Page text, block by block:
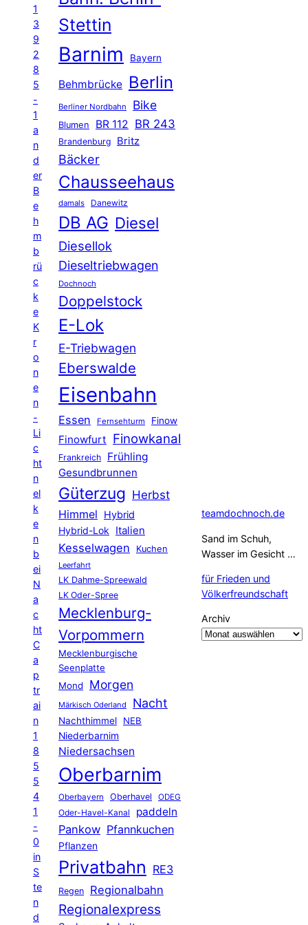
1
3
9
2
8
5
-
1
a
n
d
er
B
e
h
m
b
rü
c
k
e
K
r
o
n
e
n
-
Li
c
ht
n
el
k
e
n
b
ei
N
a
c
ht
C
a
p
tr
ai
n
1
8
5
5
4
1
-
0
in
S
te
n
d
Stettin
Barnim Bayern
Behmbrücke Berlin
Berliner Nordbahn Bike
Blumen BR 112 BR 243
Brandenburg Britz
Bäcker
Chausseehaus
damals Danewitz
DB AG Diesel
Diesellok
Dieseltriebwagen
Dochnoch
Doppelstock
E-Lok
E-Triebwagen
Eberswalde
Eisenbahn
Essen Fernsehturm Finow
Finowfurt Finowkanal
Frankreich Frühling
Gesundbrunnen
Güterzug Herbst
Himmel
Hybrid
Hybrid-Lok Italien
Kesselwagen Kuchen
Leerfahrt
LK Dahme-Spreewald
LK Oder-Spree
Mecklenburg-
Vorpommern
Mecklenburgische
Seenplatte
Mond
Morgen
Märkisch Oderland Nacht
Nachthimmel
NEB
Niederbarnim
Niedersachsen
Oberbarnim
Oberbayern Oberhavel ODEG
Oder-Havel-Kanal paddeln
Pankow Pfannkuchen
Pflanzen
Privatbahn RE3
Regen Regionalbahn
Regionalexpress
teamdochnoch.de
Sand im Schuh,
Wasser im Gesicht …
für Frieden und
Völkerfreundschaft
Archiv